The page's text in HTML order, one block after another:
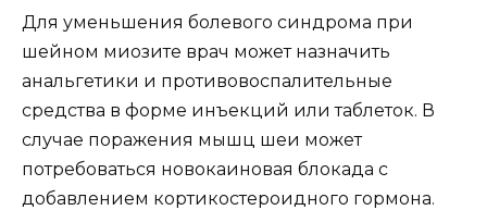
Для уменьшения болевого синдрома при
шейном миозите врач может назначить
анальгетики и противовоспалительные
средства в форме инъекций или таблеток. В
случае поражения мышц шеи может
потребоваться новокаиновая блокада с
добавлением кортикостероидного гормона.